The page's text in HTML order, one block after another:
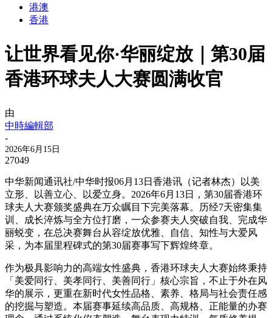
港澳
香港
让世界看见你·华丽绽放｜第30届
香港环球夫人大赛圆满收官
由
中時編輯部
-
2026年6月15日
27049
中华新闻通讯社/中华时报06月13日香港讯（记者林杰）以美
立形、以善立心、以爱立身。2026年6月13日，第30届香港环
球夫人大赛颁奖盛典在万众瞩目下完美落幕。历经7天密集集
训、成长淬炼与全方位打磨，一众参赛夫人突破自我、完成华
丽蜕变，在总决赛舞台从容绽放优雅、自信、知性与大爱风
采，为本届里程碑式的第30届赛事写下辉煌终章。
作为极具影响力的高端女性盛典，香港环球夫人大赛始终秉持
「美爱同行、美孝同行、美善同行」核心宗旨，不止于外在风
华的展示，更重在新时代女性品格、素养、格局与社会责任感
的挖掘与塑造。本届赛事延续高品质、高规格、正能量的办赛